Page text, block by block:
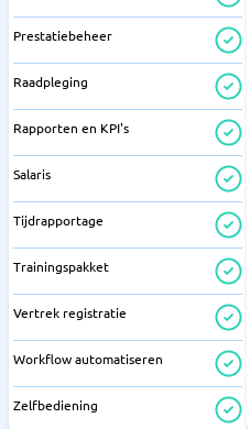
Prestatiebeheer
Raadpleging
Rapporten en KPI's
Salaris
Tijdrapportage
Trainingspakket
Vertrek registratie
Workflow automatiseren
Zelfbediening